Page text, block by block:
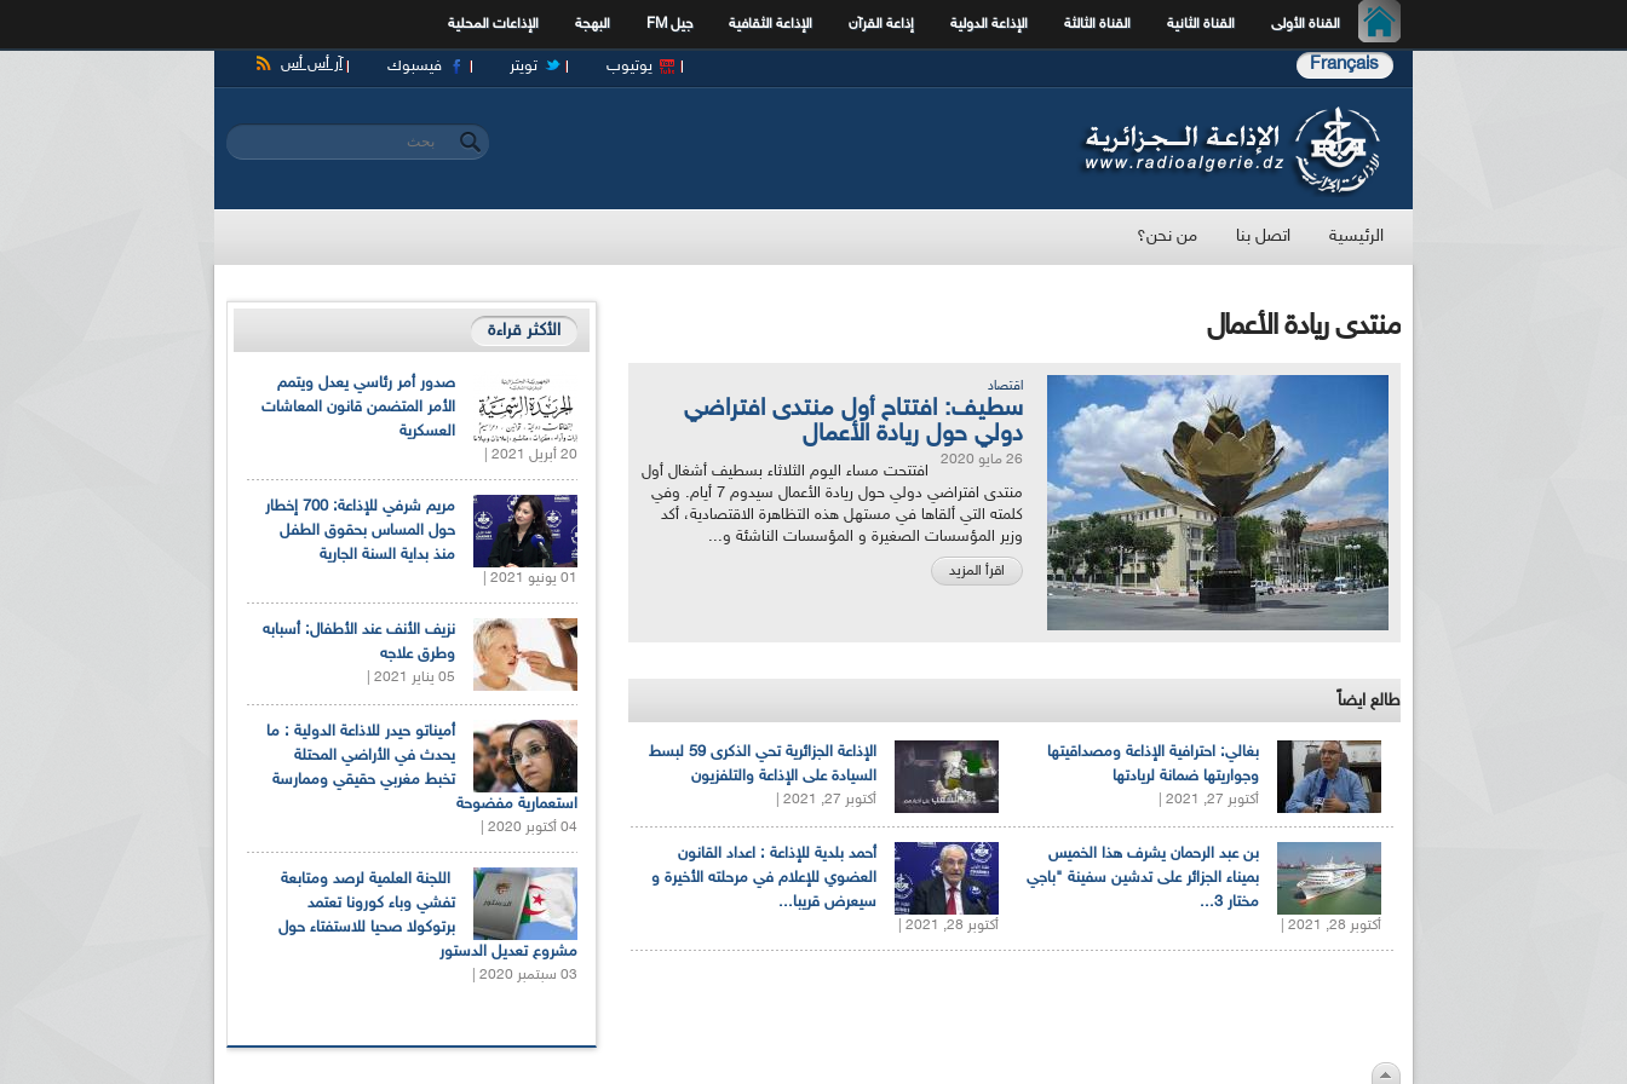
القناة الأولى القناة الثانية القناة الثالثة الإذاعة الدولية إذاعة القرآن الإذاعة الثقافية جيل FM البهجة الإذاعات المحلية
Français آر أس أس فيسبوك تويتر يوتيوب
استمارة البحث
‏بحث ‏
الرئيسية اتصل بنا من نحن؟
منتدى ريادة الأعمال
اقتصاد
سطيف: افتتاح أول منتدى افتراضي
دولي حول ريادة الأعمال
26 مايو 2020
افتتحت مساء اليوم الثلاثاء بسطيف أشغال أول
منتدى افتراضي دولي حول ريادة الأعمال سيدوم 7 أيام. وفي
كلمته التي ألقاها في مستهل هذه التظاهرة الاقتصادية، أكد
وزير المؤسسات الصغيرة و المؤسسات الناشئة و...
اقرأ المزيد
طالع ايضاً
الإذاعة الجزائرية تحي الذكرى 59 لبسط
السيادة على الإذاعة والتلفزيون
أكتوبر 27, 2021 |
بغالي: احترافية الإذاعة ومصداقيتها
وجواريتها ضمانة لريادتها
أكتوبر 27, 2021 |
أحمد بلدية للإذاعة : اعداد القانون
العضوي للإعلام في مرحلته الأخيرة و
سيعرض قريبا...
أكتوبر 28, 2021 |
بن عبد الرحمان يشرف هذا الخميس
بميناء الجزائر على تدشين سفينة "باجي
مختار 3...
أكتوبر 28, 2021 |
الأكثر قراءة
صدور أمر رئاسي يعدل ويتمم
الأمر المتضمن قانون المعاشات
العسكرية
20 أبريل 2021 |
مريم شرفي للإذاعة: 700 إخطار
حول المساس بحقوق الطفل
منذ بداية السنة الجارية
01 يونيو 2021 |
نزيف الأنف عند الأطفال: أسبابه
وطرق علاجه
05 يناير 2021 |
أميناتو حيدر للاذاعة الدولية : ما
يحدث في الأراضي المحتلة
تخبط مغربي حقيقي وممارسة
استعمارية مفضوحة
04 أكتوبر 2020 |
اللجنة العلمية لرصد ومتابعة
تفشي وباء كورونا تعتمد
برتوكولا صحيا للاستفتاء حول
مشروع تعديل الدستور
03 سبتمبر 2020 |